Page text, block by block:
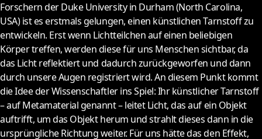
Forschern der Duke University in Durham (North Carolina,
USA) ist es erstmals gelungen, einen künstlichen Tarnstoff zu
entwickeln. Erst wenn Lichtteilchen auf einen beliebigen
Körper treffen, werden diese für uns Menschen sichtbar, da
das Licht reflektiert und dadurch zurückgeworfen und dann
durch unsere Augen registriert wird. An diesem Punkt kommt
die Idee der Wissenschaftler ins Spiel: Ihr künstlicher Tarnstoff
– auf Metamaterial genannt – leitet Licht, das auf ein Objekt
auftrifft, um das Objekt herum und strahlt dieses dann in die
ursprüngliche Richtung weiter. Für uns hätte das den Effekt,